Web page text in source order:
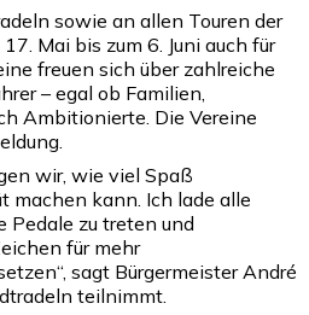
sowie an allen Touren der
Mai bis zum 6. Juni auch für
freuen sich über zahlreiche
– egal ob Familien,
Ambitionierte. Die Vereine
wir, wie viel Spaß
machen kann. Ich lade alle
Pedale zu treten und
für mehr
sagt Bürgermeister André
teilnimmt.